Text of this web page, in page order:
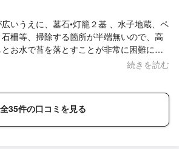
いうえに、墓石•灯籠２基 、水子地蔵、ペ
柵等、掃除する箇所が半端無いので、高
お水で苔を落とすことが非常に困難にな
ています。 猛暑の中、背丈程も伸びてしま
いしたいと思います。 ありがとうござい
続きを読む
全35件の口コミを見る